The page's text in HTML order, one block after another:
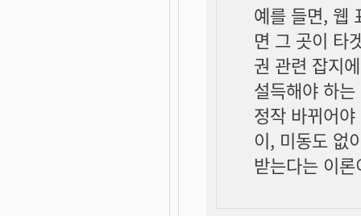
예를 들면, 웹
면 그 곳이 타
권 관련 잡지
설득해야 하
정작 바뀌어
이, 미동도 없
받는다는 이